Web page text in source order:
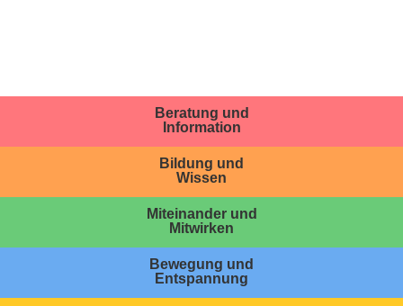
Beratung und
Information
Bildung und
Wissen
Miteinander und
Mitwirken
Bewegung und
Entspannung